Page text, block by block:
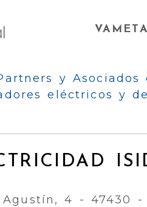
y Asociados
eléctricos y
Agustín, 4 - 47430 -